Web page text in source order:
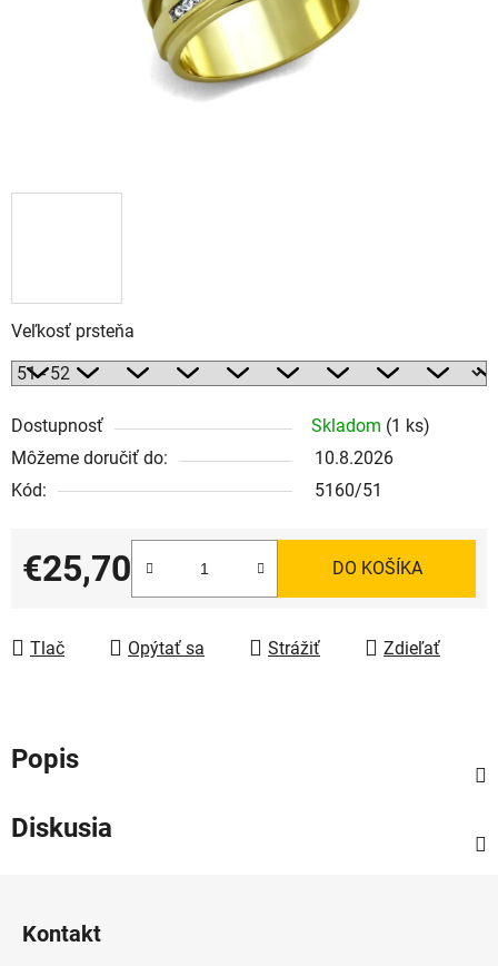
Veľkosť prsteňa
Dostupnosť Skladom (1 ks)
Môžeme doručiť do:
10.8.2026
Kód:
5160/51
€25,70
Jednotková cena:
DO KOŠÍKA
Tlač Opýtať sa Strážiť Zdieľať
Popis
Diskusia
Kontakt